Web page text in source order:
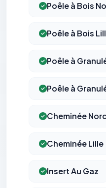
Poêle à Bois
Poêle à Bois
Poêle à
Poêle à
Cheminée
Cheminée Lille
Insert Au Gaz